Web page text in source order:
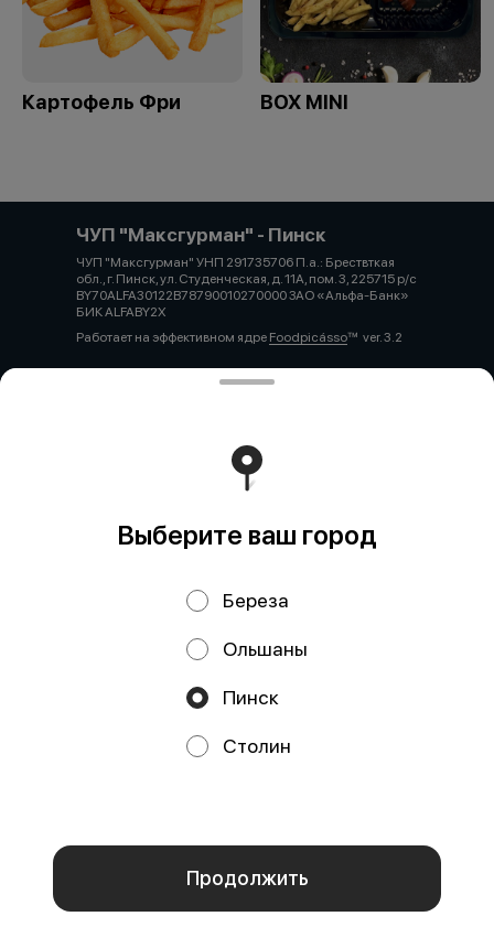
аналитических сервисов согласно нашейполитике
конфиденциальности
Картофель Фри BOX MINI
ЧУП "Максгурман" - Пинск
ЧУП "Максгурман" УНП 291735706 П.а.: Брествткая
обл., г. Пинск, ул. Студенческая, д. 11А, пом. 3, 225715 р/с
BY70ALFA30122B78790010270000 ЗАО «Альфа-Банк»
БИК ALFABY2X
Работает на эффективном ядре Foodpicássover. 3.2
Политика конфиденциальности
Публичная оферта
Выберите ваш город
Береза
Ольшаны
Пинск
Столин